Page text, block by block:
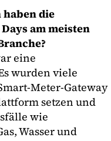
haben die
am meisten
eine
wurden viele
Meter-Gateway
setzen und
wie
Wasser und